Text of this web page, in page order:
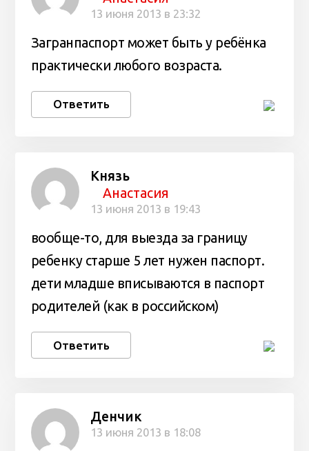
13 июня 2013 в 23:32
Загранпаспорт может быть у ребёнка
практически любого возраста.
Ответить
Князь
Анастасия
13 июня 2013 в 19:43
вообще-то, для выезда за границу
ребенку старше 5 лет нужен паспорт.
дети младше вписываются в паспорт
родителей (как в российском)
Ответить
Денчик
13 июня 2013 в 18:08